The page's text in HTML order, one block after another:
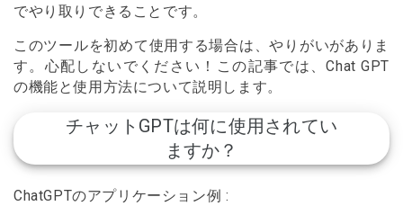
でやり取りできることです。
このツールを初めて使用する場合は、やりがいがありま
す。心配しないでください！この記事では、Chat GPT
の機能と使用方法について説明します。
チャットGPTは何に使用されてい
ますか？
ChatGPTのアプリケーション例 :